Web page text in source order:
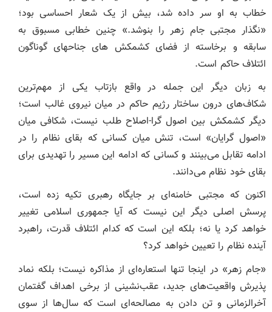
خطاب به او سر داده شد، بیش از یک شعار احساسی بود؛
«نگذار مجتبی جام زهر را بنوشد.» چنین خطابی مسبوق به
سابقه و برخاسته از فضای کشمکش های جناحهای گوناگون
ائتلاف حاکم است.
به زبان دیگر این جمله در واقع بازتاب یکی از مهم‌ترین
شکاف‌های درون ساختار رژیم حاکم در میان نیروی غالب است؛
دیگر کشمکش بین اصول گرا-اصلاح طلب نیست، شکافی میان
«اصول گرایان» است، تنش میان کسانی که بقای نظام را در
ادامه تقابل می‌بینند و کسانی که ادامه این مسیر را تهدیدی برای
بقای خود نظام می‌دانند.
اکنون که مجتبی خامنه‌ای بر جایگاه رهبری تکیه زده است،
پرسش اصلی دیگر این نیست که آیا جمهوری اسلامی تغییر
خواهد کرد یا نه؛ بلکه این است که کدام ائتلاف قدرت، راهبرد
آینده نظام را تعیین خواهد کرد؟
«جام زهر» در اینجا تنها استعاره‌ای از مذاکره نیست؛ بلکه نماد
پذیرش واقعیت‌های جدید، عقب‌نشینی از برخی اهداف گفتمان
آخرالزمانی و تن دادن به مصالحه‌ای است که سال‌ها از سوی